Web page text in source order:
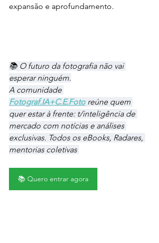
expansão e aprofundamento.
📚 O futuro da fotografia não vai
esperar ninguém.
A comunidade
Fotograf.IA+C.E.Foto reúne quem
quer estar à frente: t/inteligência de
mercado com notícias e análises
exclusivas. Todos os eBooks, Radares,
mentorias coletivas
📚 Quero entrar agora